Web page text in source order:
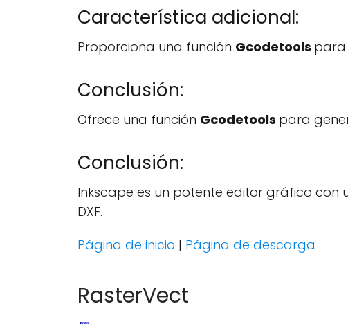
Característica adicional:
Proporciona una función Gcodetools para
Conclusión:
Ofrece una función Gcodetools para
Conclusión:
Inkscape es un potente editor gráfico con
DXF.
Página de inicio | Página de descarga
RasterVect